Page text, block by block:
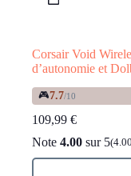
Corsair Void
d’autonomie et
🎮7.7/10
109,99 €
Note 4.00 sur 5